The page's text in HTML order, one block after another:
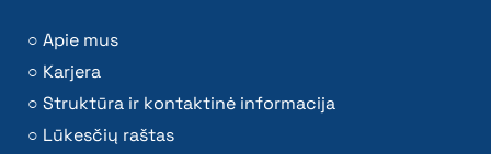
Apie mus
Karjera
Struktūra ir kontaktinė informacija
Lūkesčių raštas